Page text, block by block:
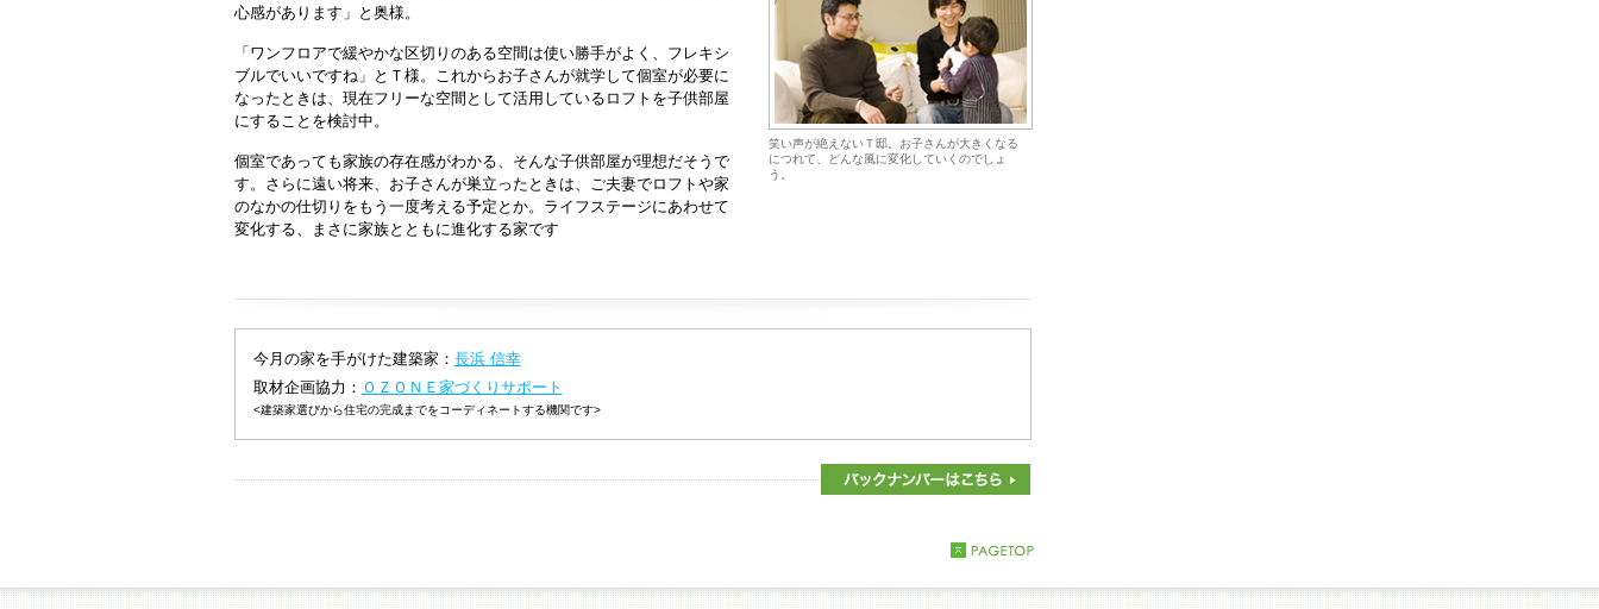
笑い声が絶えないＴ邸。お子さんが大きくなる
につれて、どんな風に変化していくのでしょ
う。
心感があります」と奥様。
「ワンフロアで緩やかな区切りのある空間は使い勝手がよく、フレキシ
ブルでいいですね」とＴ様。これからお子さんが就学して個室が必要に
なったときは、現在フリーな空間として活用しているロフトを子供部屋
にすることを検討中。
個室であっても家族の存在感がわかる、そんな子供部屋が理想だそうで
す。さらに遠い将来、お子さんが巣立ったときは、ご夫妻でロフトや家
のなかの仕切りをもう一度考える予定とか。ライフステージにあわせて
変化する、まさに家族とともに進化する家です
今月の家を手がけた建築家： 長浜 信幸
取材企画協力： ＯＺＯＮＥ家づくりサポート
<建築家選びから住宅の完成までをコーディネートする機関です>